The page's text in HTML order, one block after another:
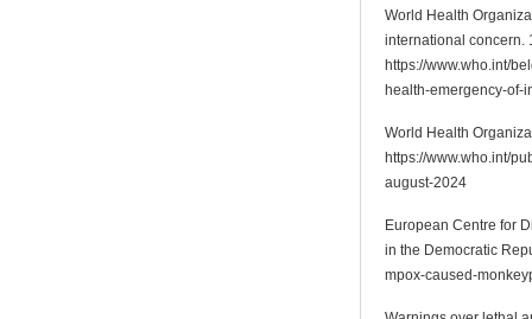
World Health
international concern.
https://www.who.int/
health-emergency-of-
World Health
https://www.who.int/
august-2024
European Centre for
in the Democratic
mpox-caused-